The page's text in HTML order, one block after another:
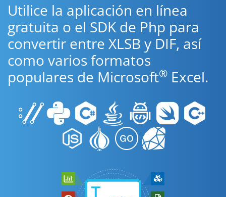
Utilice la aplicación en línea
gratuita o el SDK de Php para
convertir entre XLSB y DIF, así
como varios formatos
populares de Microsoft® Excel.